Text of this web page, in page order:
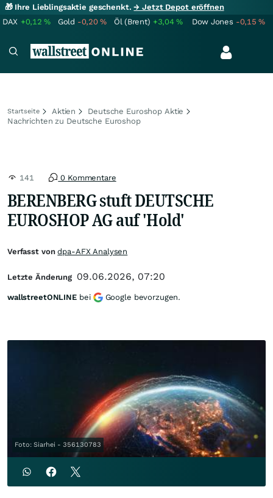
🎁 Ihre Lieblingsaktie geschenkt.→ Jetzt Depot eröffnen
DAX +0,12% Gold -0,20% Öl (Brent) +3,04% Dow Jones -0,15%
Startseite Aktien
Deutsche Euroshop Aktie
Nachrichten zu Deutsche Euroshop
141 0 Kommentare
BERENBERG stuft DEUTSCHE
EUROSHOP AG auf 'Hold'
Foto: Siarhei - 356130783
Verfasst vondpa-AFX Analysen
Letzte Änderung 09.06.2026, 07:20
wallstreetONLINE bei Google bevorzugen.